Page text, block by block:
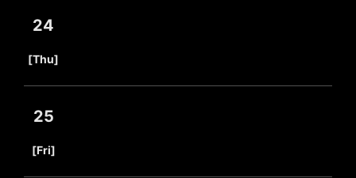
24
[Thu]
25
[Fri]